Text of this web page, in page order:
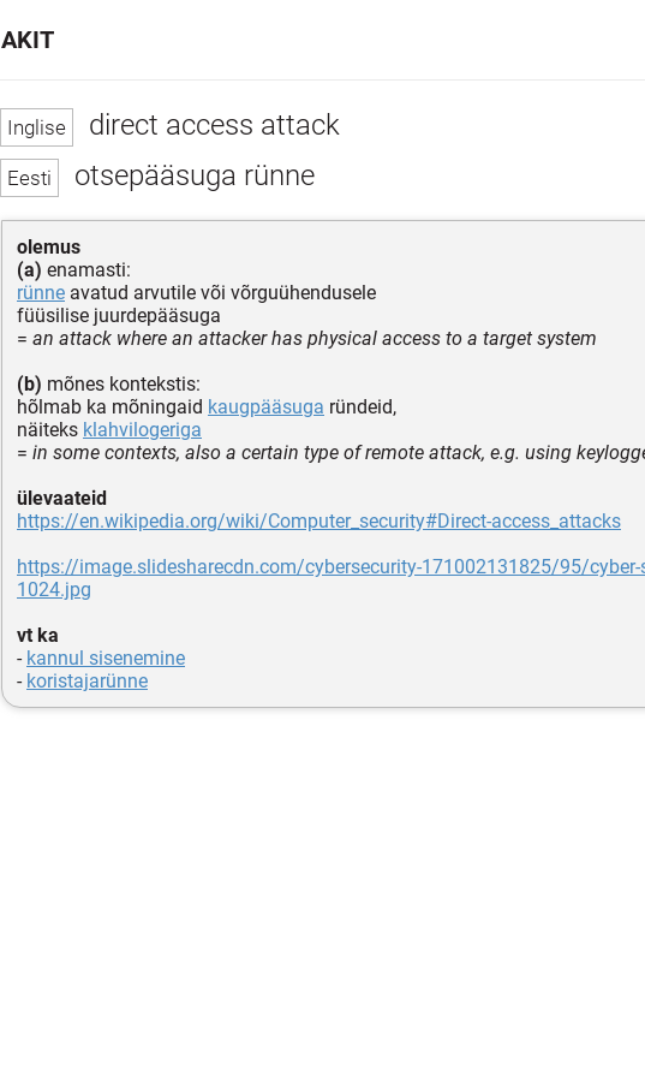
direct access attack
otsepääsuga rünne
olemus
(a) enamasti:
rünne avatud arvutile või võrguühendusele
füüsilise juurdepääsuga
= an attack where an attacker has physical access to a target system
(b) mõnes kontekstis:
hõlmab ka mõningaid kaugpääsuga ründeid,
näiteks klahvilogeriga
= in some contexts, also a certain type of remote attack, e.g. using
ülevaateid
https://en.wikipedia.org/wiki/Computer_security#Direct-access_attacks
https://image.slidesharecdn.com/cybersecurity-171002131825/95/cyber-
1024.jpg
vt ka
- kannul sisenemine
- koristajarünne
AKIT